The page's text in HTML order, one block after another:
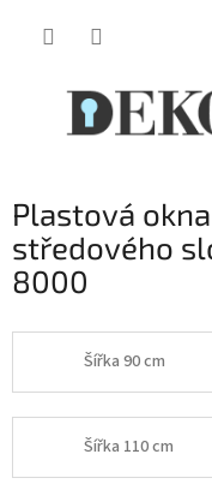
Plastová
středového
8000
Šířka 90 cm
Šířka 110 cm